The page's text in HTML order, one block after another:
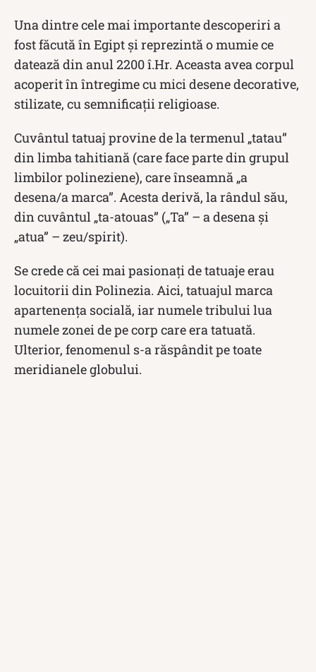
Una dintre cele mai importante descoperiri a
fost făcută în Egipt și reprezintă o mumie ce
datează din anul 2200 î.Hr. Aceasta avea corpul
acoperit în întregime cu mici desene decorative,
stilizate, cu semnificații religioase.
Cuvântul tatuaj provine de la termenul „tatau”
din limba tahitiană (care face parte din grupul
limbilor polineziene), care înseamnă „a
desena/a marca”. Acesta derivă, la rândul său,
din cuvântul „ta-atouas” („Ta” – a desena și
„atua” – zeu/spirit).
Se crede că cei mai pasionați de tatuaje erau
locuitorii din Polinezia. Aici, tatuajul marca
apartenența socială, iar numele tribului lua
numele zonei de pe corp care era tatuată.
Ulterior, fenomenul s-a răspândit pe toate
meridianele globului.